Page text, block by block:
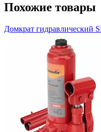
Похожие товары
Домкрат гидравлический